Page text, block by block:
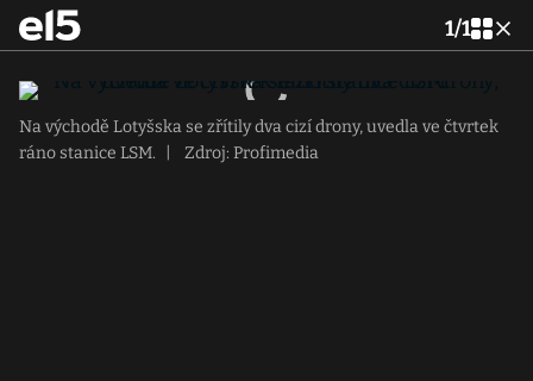
1/1
Na východě Lotyšska se zřítily dva cizí drony, uvedla ve čtvrtek
ráno stanice LSM.
Zdroj: Profimedia